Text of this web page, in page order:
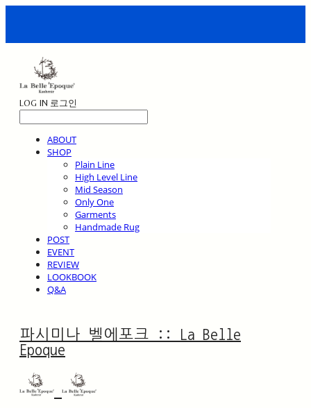
LOG IN 로그인
ABOUT
SHOP
Plain Line
High Level Line
Mid Season
Only One
Garments
Handmade Rug
POST
EVENT
REVIEW
LOOKBOOK
Q&A
파시미나 벨에포크 :: La Belle
Epoque